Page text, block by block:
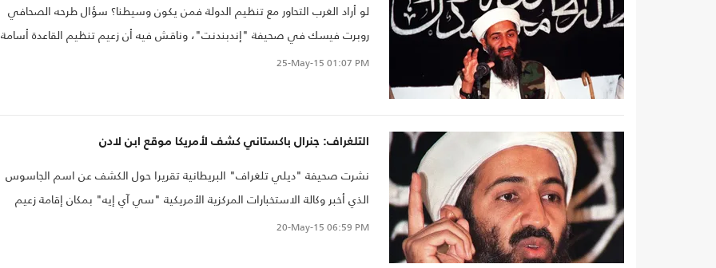
لو أراد الغرب التحاور مع تنظيم الدولة فمن يكون وسيطنا؟ سؤال طرحه الصحافي
روبرت فيسك في صحيفة "إندبندنت"، وناقش فيه أن زعيم تنظيم القاعدة أسامة
25-May-15 01:07 PM
التلغراف: جنرال باكستاني كشف لأمريكا موقع ابن لادن
نشرت صحيفة "ديلي تلغراف" البريطانية تقريرا حول الكشف عن اسم الجاسوس
الذي أخبر وكالة الاستخبارات المركزية الأمريكية "سي آي إيه" بمكان إقامة زعيم
تنظيم القاعدة أسامة بن لادن، بناء على ما نشره الصحافي المشهور سيمور هيرش،
20-May-15 06:59 PM